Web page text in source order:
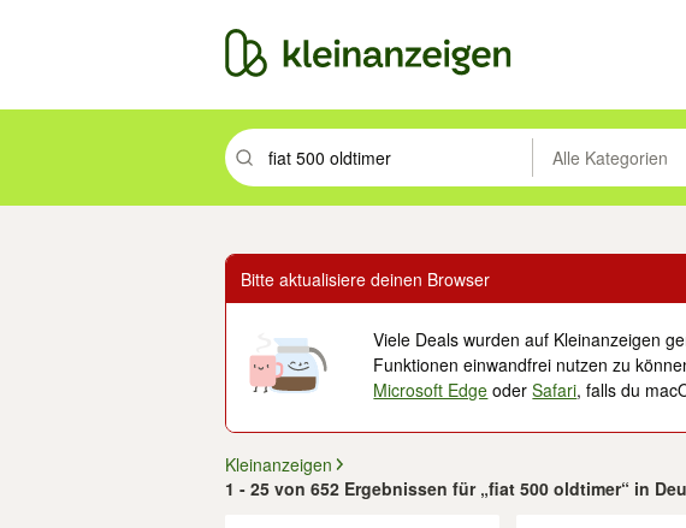
Suchbegriff eingeben. Eingabetaste drücken um zuAlle Kategorien
Bitte aktualisiere deinen Browser
Viele Deals wurden auf Kleinanzeigen
Funktionen einwandfrei nutzen zu
Microsoft Edge oderSafari, falls du
Kleinanzeigen
1 - 25 von 652 Ergebnissen für „fiat 500 oldtimer“ in